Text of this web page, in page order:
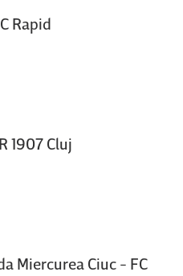
Rapid
1907 Cluj
Miercurea Ciuc - FC